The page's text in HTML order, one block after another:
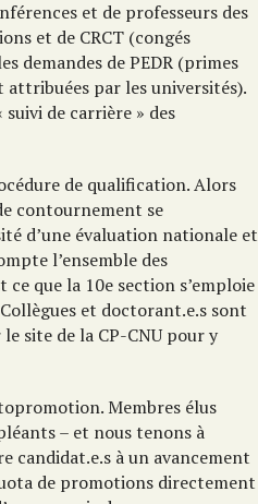
et de professeurs des
et de CRCT (congés
demandes de PEDR (primes
attribuées par les universités).
de carrière » des
de qualification. Alors
contournement se
d’une évaluation nationale et
l’ensemble des
ce que la 10e section s’emploie
et doctorant.e.s sont
site de la CP-CNU pour y
Membres élus
– et nous tenons à
candidat.e.s à un avancement
de promotions directement